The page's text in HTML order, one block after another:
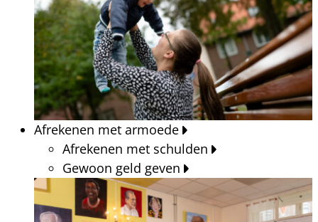
Afrekenen met armoede
Afrekenen met schulden
Gewoon geld geven